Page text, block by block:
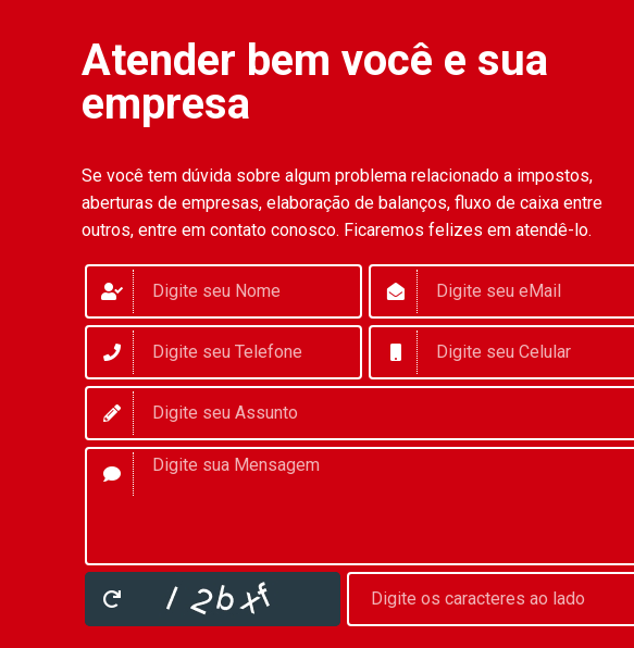
Atender bem você e sua
empresa
Se você tem dúvida sobre algum problema relacionado a impostos,
aberturas de empresas, elaboração de balanços, fluxo de caixa entre
outros, entre em contato conosco. Ficaremos felizes em atendê-lo.